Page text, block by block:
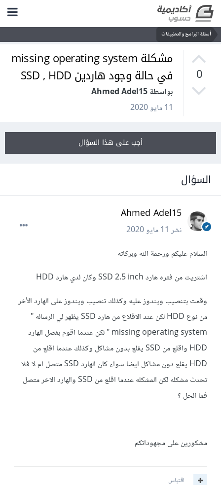
أسئلة البرامج والتطبيقات
0
مشكلة missing operating system
في حالة وجود هاردين SSD , HDD
بواسطة Ahmed Adel15
11 مايو 2020
أجب على هذا السؤال
السؤال
Ahmed Adel15
نشر11 مايو 2020
السلام عليكم ورحمة الله وبركاته
اشتريت من فتره هارد SSD 2.5 inch وكان لدي هارد HDD
وقمت بتنصيب ويندوز عليه وكذلك تنصيب ويندوز على الهارد الأخر
من نوع HDD لكن عند الاقلاع من هارد SSD يظهر لي الرساله "
missing operating system " لكن عندما اقوم بفصل الهارد
HDD واقلع من SSD يقلع بدون مشاكل وكذلك عندما اقلع من
HDD يقلع دون مشاكل ايضا سواء كان الهارد SSD متصل ام لا فلا
تحدث مشكله لكن المشكله عندما اقلع من SSD والهارد الاخر متصل
فما الحل ؟
مشكورين على مجهوداتكم
اقتباس